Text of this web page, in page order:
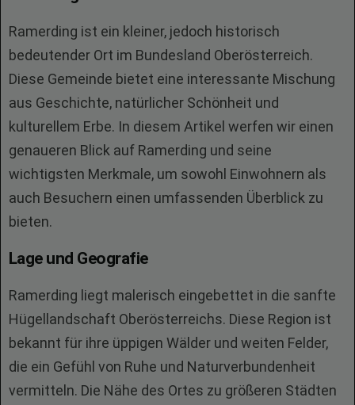
Ramerding ist ein kleiner, jedoch historisch
bedeutender Ort im Bundesland Oberösterreich.
Diese Gemeinde bietet eine interessante Mischung
aus Geschichte, natürlicher Schönheit und
kulturellem Erbe. In diesem Artikel werfen wir einen
genaueren Blick auf Ramerding und seine
wichtigsten Merkmale, um sowohl Einwohnern als
auch Besuchern einen umfassenden Überblick zu
bieten.
Lage und Geografie
Ramerding liegt malerisch eingebettet in die sanfte
Hügellandschaft Oberösterreichs. Diese Region ist
bekannt für ihre üppigen Wälder und weiten Felder,
die ein Gefühl von Ruhe und Naturverbundenheit
vermitteln. Die Nähe des Ortes zu größeren Städten